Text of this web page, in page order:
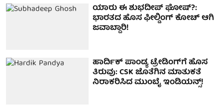
ಯಾರು ಈ ಶುಭದೀಪ್ ಘೋಷ್?:
ಭಾರತದ ಹೊಸ ಫೀಲ್ಡಿಂಗ್ ಕೋಚ್ ಆಗಿ
ಜವಾಬ್ದಾರಿ!
ಹಾರ್ದಿಕ್ ಪಾಂಡ್ಯ ಟ್ರೇಡಿಂಗ್‌ಗೆ ಹೊಸ
ತಿರುವು: CSK ಜೊತೆಗಿನ ಮಾತುಕತೆ
ನಿರಾಕರಿಸಿದ ಮುಂಬೈ ಇಂಡಿಯನ್ಸ್!